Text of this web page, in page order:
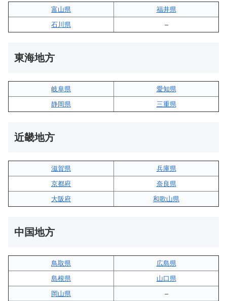
富山県
福井県
石川県
–
東海地方
岐阜県
愛知県
静岡県
三重県
近畿地方
滋賀県
兵庫県
京都府
奈良県
大阪府
和歌山県
中国地方
鳥取県
広島県
島根県
山口県
岡山県
–